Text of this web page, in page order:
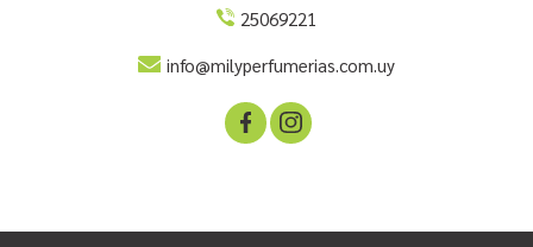
25069221
info@milyperfumerias.com.uy